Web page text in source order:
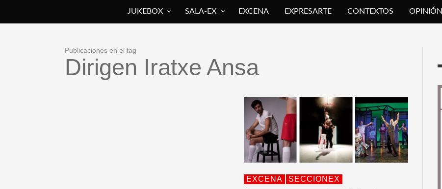
JUKEBOX SALA-EX EXCENA EXPRESARTE CONTEXTOS OPINIÓN
Publicaciones en el tag
Dirigen Iratxe Ansa
EXCENA SECCIONEX